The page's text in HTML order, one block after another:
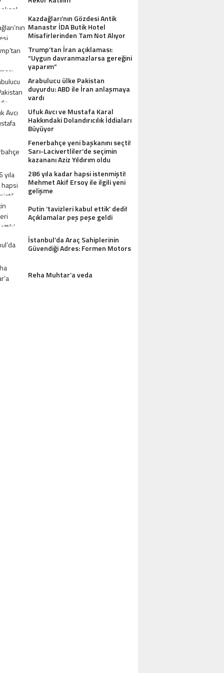
Kazdağları’nın Gözdesi Antik
Manastır İDA Butik Hotel
Misafirlerinden Tam Not Alıyor
Trump’tan İran açıklaması:
“Uygun davranmazlarsa gereğini
yaparım”
Arabulucu ülke Pakistan
duyurdu: ABD ile İran anlaşmaya
vardı
Ufuk Avcı ve Mustafa Karal
Hakkındaki Dolandırıcılık İddiaları
Büyüyor
Fenerbahçe yeni başkanını seçti!
Sarı-Lacivertliler’de seçimin
kazananı Aziz Yıldırım oldu
286 yıla kadar hapsi istenmişti!
Mehmet Akif Ersoy ile ilgili yeni
gelişme
Putin ‘tavizleri kabul ettik’ dedi!
Açıklamalar peş peşe geldi
İstanbul’da Araç Sahiplerinin
Güvendiği Adres: Formen Motors
Reha Muhtar’a veda